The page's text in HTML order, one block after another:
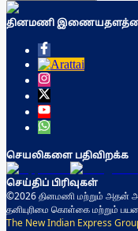
தினமணி
செயலிகளை பதிவிறக்க
செய்திப் பிரிவுகள்
©2026 தினமணி மற்றும் அதன்
தனியுரிமை கொள்கை மற்றும்
The New Indian Express